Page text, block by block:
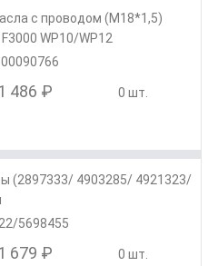
с проводом (М18*1,5)
WP10/WP12
486 ₽ 0 шт.
(2897333/ 4903285/ 4921323/
5698455
679 ₽ 0 шт.